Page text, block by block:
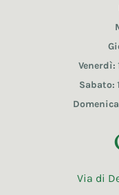
Venerdì:
Sabato:
Via di